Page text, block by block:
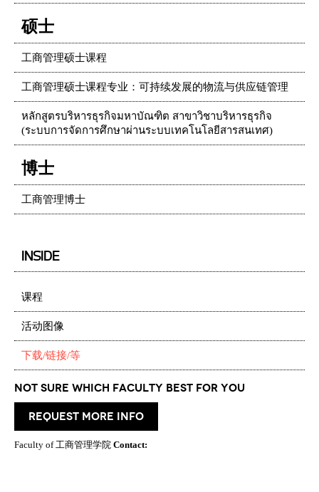
硕士
工商管理硕士课程
工商管理硕士课程专业：可持续发展的物流与供应链管理
หลักสูตรบริหารธุรกิจมหาบัณฑิต สาขาวิชาบริหารธุรกิจ
(ระบบการจัดการศึกษาผ่านระบบเทคโนโลยีสารสนเทศ)
博士
工商管理博士
INSIDE
课程
活动图像
下载/链接/等
Not Sure which Faculty best for you
request more info
Faculty of 工商管理学院 Contact: